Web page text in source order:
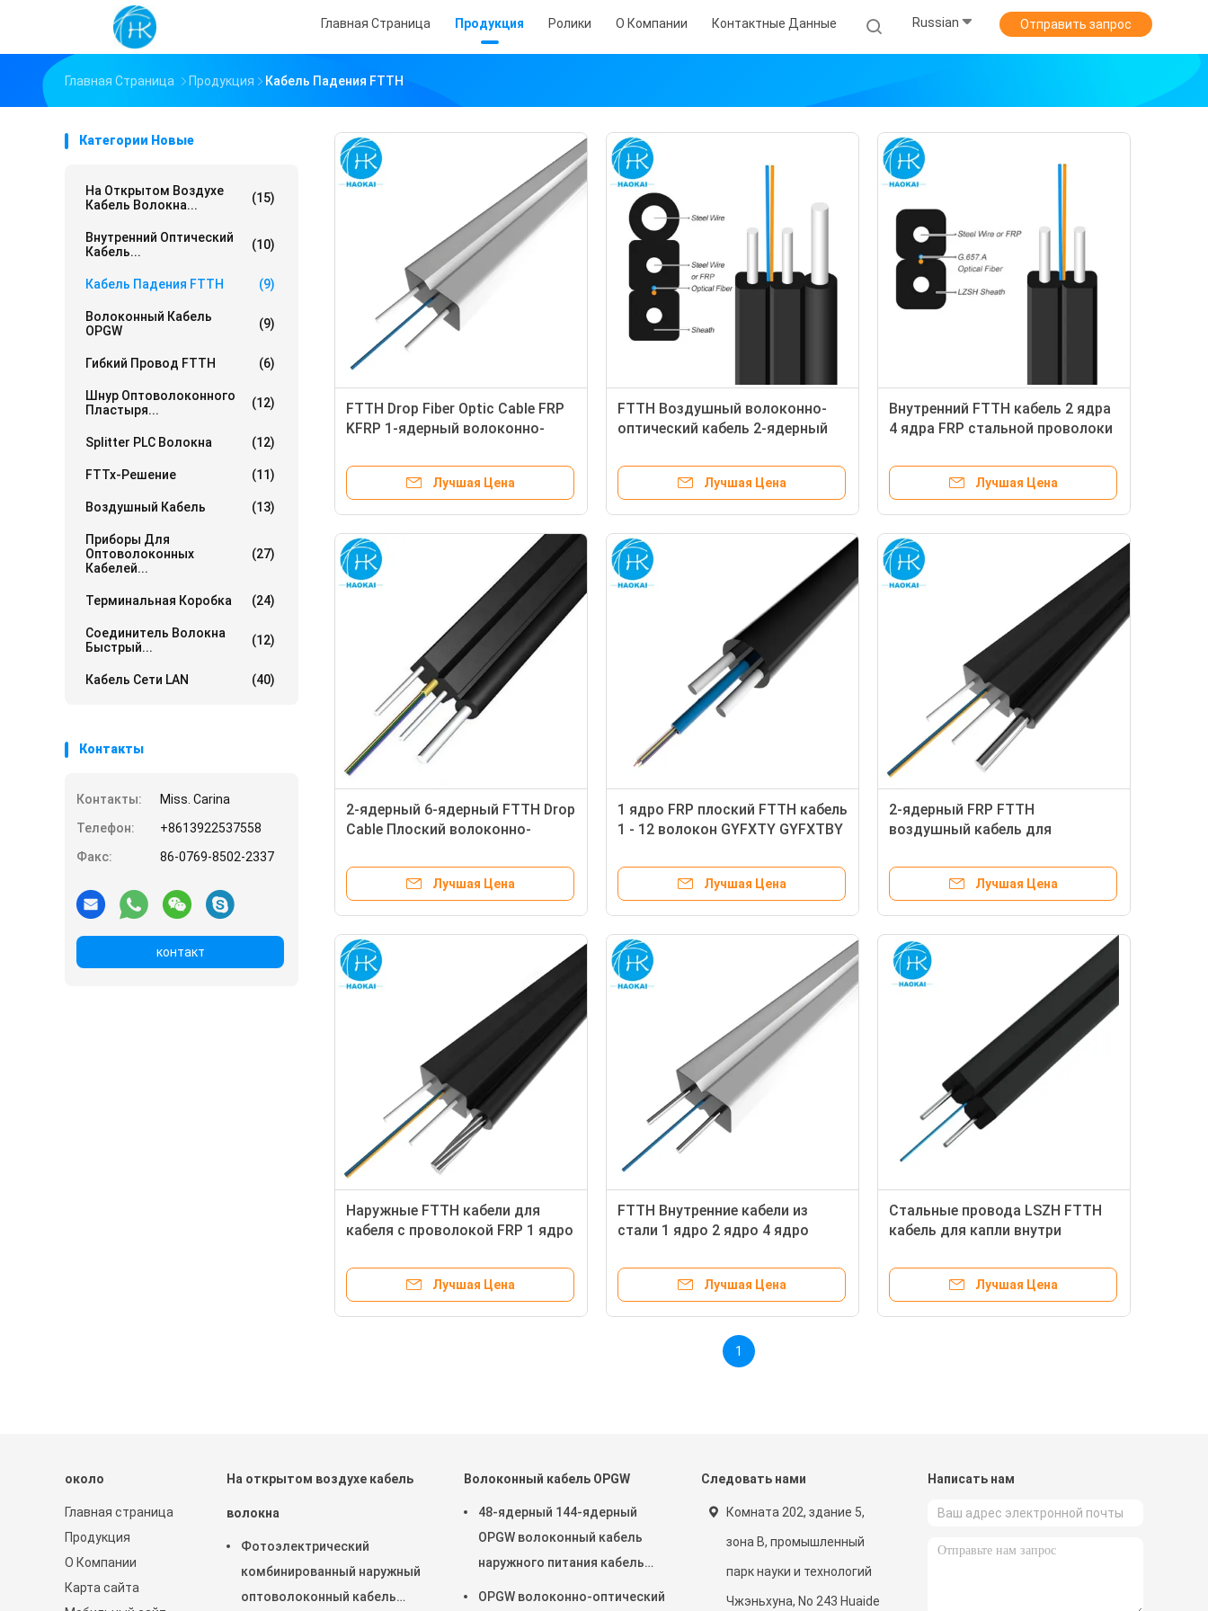
Главная Страница Продукция Ролики О Компании Контактные Данные Russian Отправить запрос
Главная Страница Продукция Кабель Падения FTTH
Категории Новые
На Открытом Воздухе
Кабель Волокна...
(15)
Внутренний Оптический
Кабель...
(10)
Кабель Падения FTTH (9)
Волоконный Кабель
OPGW
(9)
Гибкий Провод FTTH (6)
Шнур Оптоволоконного
Пластыря...
(12)
Splitter PLC Волокна (12)
FTTx-Решение (11)
Воздушный Кабель (13)
Приборы Для
Оптоволоконных
Кабелей...
(27)
Терминальная Коробка (24)
Соединитель Волокна
Быстрый...
(12)
Кабель Сети LAN (40)
Контакты
Контакты:
Miss. Carina
Телефон:
+8613922537558
Факс:
86-0769-8502-2337
контакт
FTTH Drop Fiber Optic Cable FRP
KFRP 1-ядерный волоконно-
Лучшая Цена
FTTH Воздушный волоконно-
оптический кабель 2-ядерный
LSZH черный цвет
Лучшая Цена
Внутренний FTTH кабель 2 ядра
4 ядра FRP стальной проволоки
Лучшая Цена
2-ядерный 6-ядерный FTTH Drop
Cable Плоский волоконно-
центральной арамидной
Лучшая Цена
1 ядро FRP плоский FTTH кабель
1 - 12 волокон GYFXTY GYFXTBY
кабель
Лучшая Цена
2-ядерный FRP FTTH
воздушный кабель для
Лучшая Цена
Наружные FTTH кабели для
кабеля с проволокой FRP 1 ядро
оптический кабель
Лучшая Цена
FTTH Внутренние кабели из
стали 1 ядро 2 ядро 4 ядро
оптический кабель волокна
Лучшая Цена
Стальные провода LSZH FTTH
кабель для капли внутри
оптических волокон GJXH
Лучшая Цена
1
около
Главная страница
Продукция
О Компании
Карта сайта
На открытом воздухе кабель
волокна
Фотоэлектрический
комбинированный наружный
оптоволоконный кабель
Волоконный кабель OPGW
48-ядерный 144-ядерный
OPGW волоконный кабель
наружного питания кабель
OPGW волоконно-оптический
Следовать нами
Комната 202, здание 5,
зона B, промышленный
парк науки и технологий
Чжэньхуна, No 243 Huaide
Написать нам